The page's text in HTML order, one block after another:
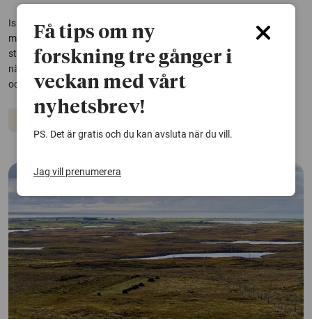
Is påskyndar aktivt nedbrytningen av järnmineral och kan frigöra
mer järn än vad dagens klimatmodeller tar hänsyn till, visar en
studie. Resultaten är viktiga för att kunna förutsäga hur
näringskretslopp, kolinlagring och vattenkvalitet påverkas i polar-
och bergsområden när klimatet...
Klimatet
Få tips om ny
forskning tre gånger i
veckan med vårt
nyhetsbrev!
PS. Det är gratis och du kan avsluta när du vill.
Jag vill prenumerera